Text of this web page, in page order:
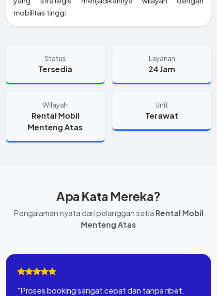
mobilitas tinggi.
Status
Tersedia
Layanan
24 Jam
Wilayah
Rental Mobil
Menteng Atas
Unit
Terawat
Apa Kata Mereka?
Pengalaman nyata dari pelanggan setia Rental Mobil
Menteng Atas
"Proses booking sangat cepat dan tanpa ribet.